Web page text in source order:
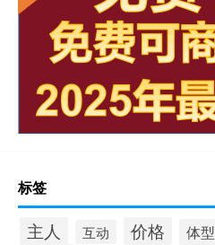
标签
主人 互动 价格 体型